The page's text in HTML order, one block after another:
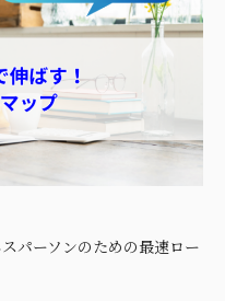
パーソンのための最速ロー